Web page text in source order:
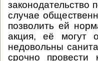
законодательство
случае
позволить ей
акция, её могут
недовольны
срочно провести